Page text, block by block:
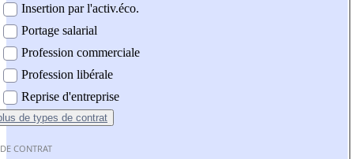
Insertion par l'activ.éco.
Portage salarial
Profession commerciale
Profession libérale
Reprise d'entreprise
de types de contrat
CONTRAT